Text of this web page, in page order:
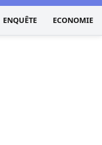
ENQUÊTE ECONOMIE